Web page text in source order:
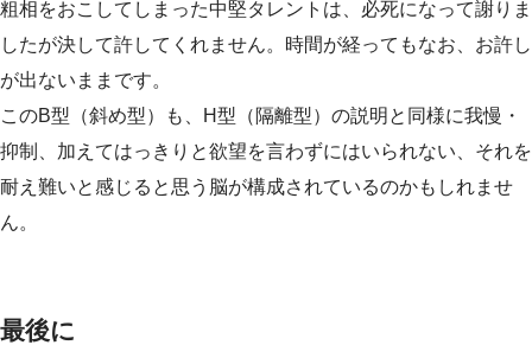
粗相をおこしてしまった中堅タレントは、必死になって謝りま
したが決して許してくれません。時間が経ってもなお、お許し
が出ないままです。
このB型（斜め型）も、H型（隔離型）の説明と同様に我慢・
抑制、加えてはっきりと欲望を言わずにはいられない、それを
耐え難いと感じると思う脳が構成されているのかもしれませ
ん。
最後に